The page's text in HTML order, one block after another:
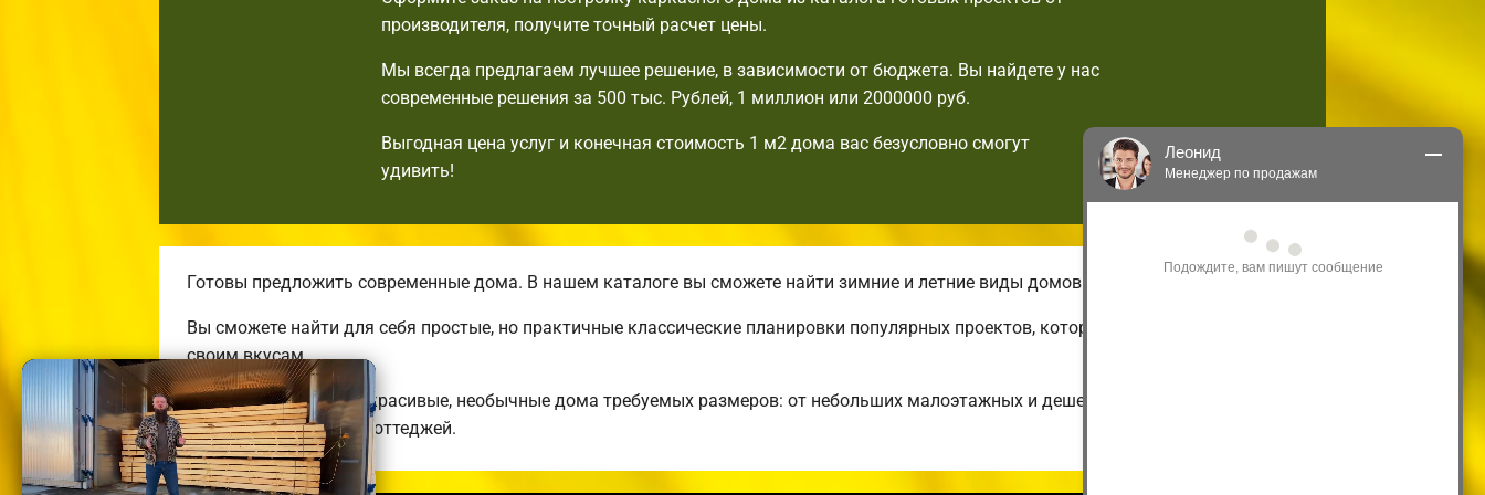
производителя, получите точный расчет цены.
Мы всегда предлагаем лучшее решение, в зависимости от бюджета. Вы найдете у нас
современные решения за 500 тыс. Рублей, 1 миллион или 2000000 руб.
Выгодная цена услуг и конечная стоимость 1 м2 дома вас безусловно смогут
удивить!
Готовы предложить современные дома. В нашем каталоге вы сможете найти зимние и летние виды домов.
Вы сможете найти для себя простые, но практичные классические планировки популярных проектов, которые можно подстроить по
своим вкусам.
Строим комфортные, красивые, необычные дома требуемых размеров: от небольших малоэтажных и дешевых до огромных
энергоэффективных коттеджей.
Леонид
Менеджер по продажам
Здравствуйте! Я могу
проконсультировать Вас по нашим
акциям и проектам.